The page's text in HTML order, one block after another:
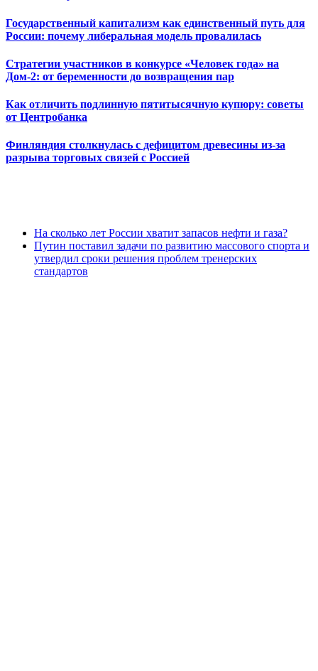
Государственный капитализм как единственный путь для
России: почему либеральная модель провалилась
Стратегии участников в конкурсе «Человек года» на
Дом-2: от беременности до возвращения пар
Как отличить подлинную пятитысячную купюру: советы
от Центробанка
Финляндия столкнулась с дефицитом древесины из-за
разрыва торговых связей с Россией
На сколько лет России хватит запасов нефти и газа?
Путин поставил задачи по развитию массового спорта и
утвердил сроки решения проблем тренерских
стандартов